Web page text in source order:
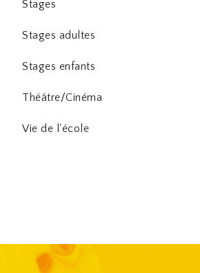
Stages
Stages adultes
Stages enfants
Théâtre/Cinéma
Vie de l'école